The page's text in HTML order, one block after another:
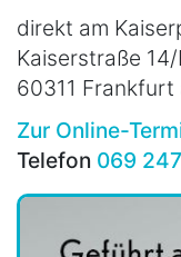
direkt am
Kaiserstraße
60311 Frankfurt
Zur Online-
Telefon 069